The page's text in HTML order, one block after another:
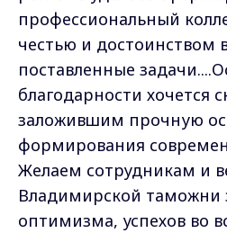
профессиональный
честью и достоинством
поставленные
благодарности хочется
заложившим прочную
формирования
Желаем сотрудникам и
Владимирской таможни
оптимизма, успехов во